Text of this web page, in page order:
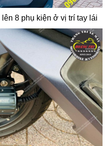
8 phụ kiện ở vị trí tay lái